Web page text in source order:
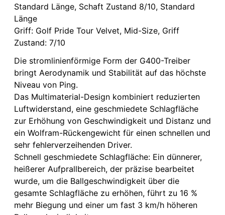
Standard Länge, Schaft Zustand 8/10, Standard
Länge
Griff: Golf Pride Tour Velvet, Mid-Size, Griff
Zustand: 7/10
Die stromlinienförmige Form der G400-Treiber
bringt Aerodynamik und Stabilität auf das höchste
Niveau von Ping.
Das Multimaterial-Design kombiniert reduzierten
Luftwiderstand, eine geschmiedete Schlagfläche
zur Erhöhung von Geschwindigkeit und Distanz und
ein Wolfram-Rückengewicht für einen schnellen und
sehr fehlerverzeihenden Driver.
Schnell geschmiedete Schlagfläche: Ein dünnerer,
heißerer Aufprallbereich, der präzise bearbeitet
wurde, um die Ballgeschwindigkeit über die
gesamte Schlagfläche zu erhöhen, führt zu 16 %
mehr Biegung und einer um fast 3 km/h höheren